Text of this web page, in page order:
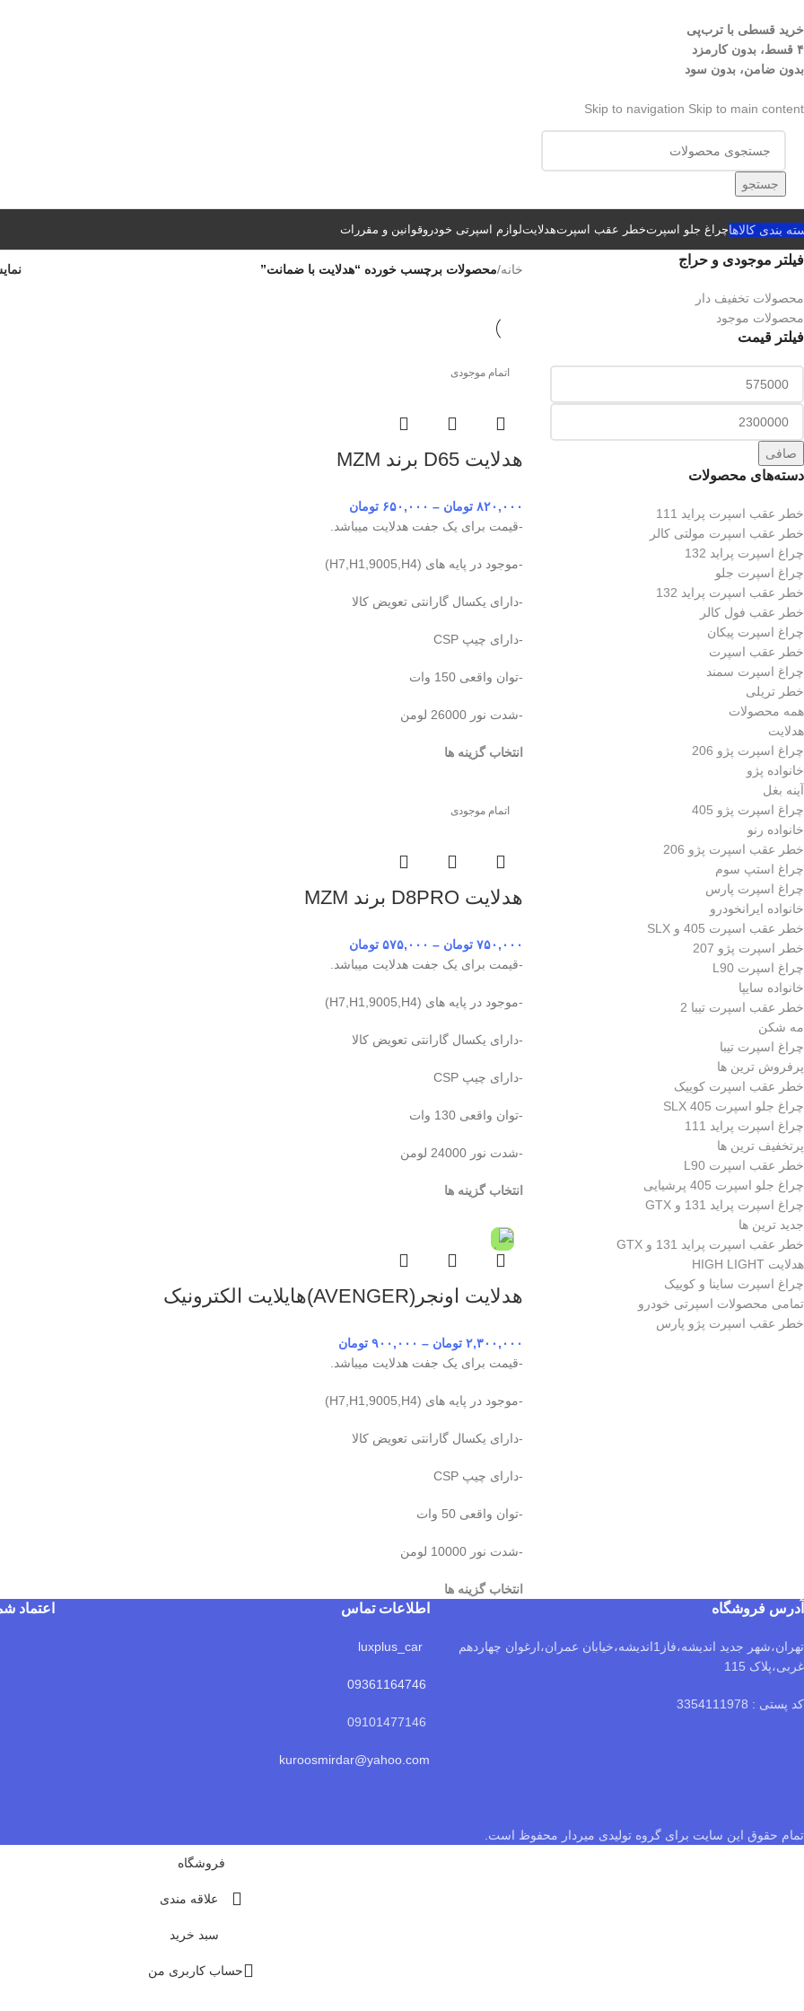
خرید قسطی با ترب‌پی
۴ قسط، بدون کارمزد
بدون ضامن، بدون سود
Skip to navigation Skip to main content
جستجو
بندی کالاهاچراغ جلو اسپرتخطر عقب اسپرتهدلایتلوازم اسپرتی خودروقوانین و مقررات
فیلتر موجودی و حراج
محصولات تخفیف دار
محصولات موجود
فیلتر قیمت
صافی
دسته‌های محصولات
خطر عقب اسپرت پراید 111
خطر عقب اسپرت مولتی کالر
چراغ اسپرت پراید 132
چراغ اسپرت جلو
خطر عقب اسپرت پراید 132
خطر عقب فول کالر
چراغ اسپرت پیکان
خطر عقب اسپرت
چراغ اسپرت سمند
خطر تریلی
همه محصولات
هدلایت
چراغ اسپرت پژو 206
خانواده پژو
آینه بغل
چراغ اسپرت پژو 405
خانواده رنو
خطر عقب اسپرت پژو 206
چراغ استپ سوم
چراغ اسپرت پارس
خانواده ایرانخودرو
خطر عقب اسپرت 405 و SLX
خطر اسپرت پژو 207
چراغ اسپرت L90
خانواده سایپا
خطر عقب اسپرت تیبا 2
مه شکن
چراغ اسپرت تیبا
پرفروش ترین ها
خطر عقب اسپرت کوییک
چراغ جلو اسپرت 405 SLX
چراغ اسپرت پراید 111
پرتخفیف ترین ها
خطر عقب اسپرت L90
چراغ جلو اسپرت 405 پرشیایی
چراغ اسپرت پراید 131 و GTX
جدید ترین ها
خطر عقب اسپرت پراید 131 و GTX
هدلایت HIGH LIGHT
چراغ اسپرت ساینا و کوییک
تمامی محصولات اسپرتی خودرو
خطر عقب اسپرت پژو پارس
خانه/محصولات برچسب خورده “هدلایت با ضمانت”
اتمام موجودی
هدلایت D65 برند MZM
۸۲۰,۰۰۰ تومان – ۶۵۰,۰۰۰ تومان
-قیمت برای یک جفت هدلایت میباشد.
-موجود در پایه های (H7,H1,9005,H4)
-دارای یکسال گارانتی تعویض کالا
-دارای چیپ CSP
-توان واقعی 150 وات
-شدت نور 26000 لومن
انتخاب گزینه ها
اتمام موجودی
هدلایت D8PRO برند MZM
۷۵۰,۰۰۰ تومان – ۵۷۵,۰۰۰ تومان
-قیمت برای یک جفت هدلایت میباشد.
-موجود در پایه های (H7,H1,9005,H4)
-دارای یکسال گارانتی تعویض کالا
-دارای چیپ CSP
-توان واقعی 130 وات
-شدت نور 24000 لومن
انتخاب گزینه ها
هدلایت اونجر(AVENGER)هایلایت الکترونیک
۲,۳۰۰,۰۰۰ تومان – ۹۰۰,۰۰۰ تومان
-قیمت برای یک جفت هدلایت میباشد.
-موجود در پایه های (H7,H1,9005,H4)
-دارای یکسال گارانتی تعویض کالا
-دارای چیپ CSP
-توان واقعی 50 وات
-شدت نور 10000 لومن
انتخاب گزینه ها
آدرس فروشگاه
تهران،شهر جدید اندیشه،فاز1اندیشه،خیابان عمران،ارغوان چهاردهم
غربی،پلاک 115
کد پستی : 3354111978
اطلاعات تماس
luxplus_car
09361164746
kuroosmirdar@yahoo.com
اعتماد
تمام حقوق این سایت برای گروه تولیدی میردار محفوظ است.
فروشگاه
علاقه مندی
سبد خرید
حساب کاربری من